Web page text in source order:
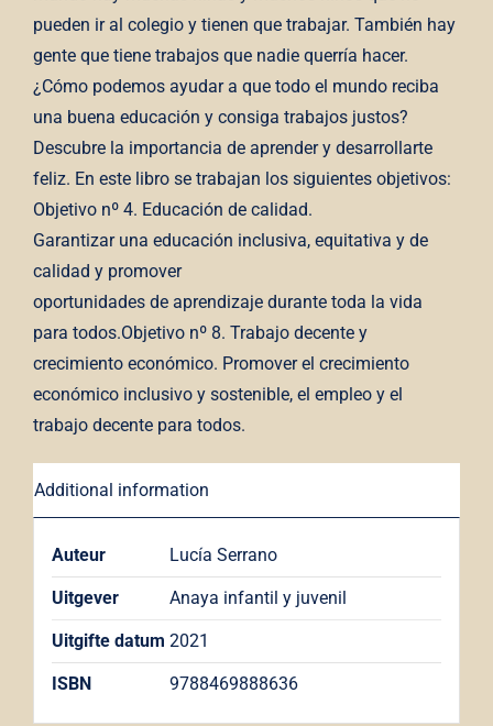
pueden ir al colegio y tienen que trabajar. También hay
gente que tiene trabajos que nadie querría hacer.
¿Cómo podemos ayudar a que todo el mundo reciba
una buena educación y consiga trabajos justos?
Descubre la importancia de aprender y desarrollarte
feliz. En este libro se trabajan los siguientes objetivos:
Objetivo nº 4. Educación de calidad.
Garantizar una educación inclusiva, equitativa y de
calidad y promover
oportunidades de aprendizaje durante toda la vida
para todos.Objetivo nº 8. Trabajo decente y
crecimiento económico. Promover el crecimiento
económico inclusivo y sostenible, el empleo y el
trabajo decente para todos.
Additional information
Auteur Lucía Serrano
Uitgever Anaya infantil y juvenil
Uitgifte datum 2021
ISBN 9788469888636